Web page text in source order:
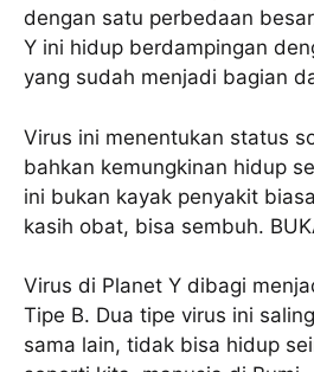
dengan satu perbedaan
Y ini hidup berdampingan
yang sudah menjadi bagian
Virus ini menentukan status
bahkan kemungkinan hidup
ini bukan kayak penyakit
kasih obat, bisa sembuh.
Virus di Planet Y dibagi
Tipe B. Dua tipe virus ini
sama lain, tidak bisa hidup